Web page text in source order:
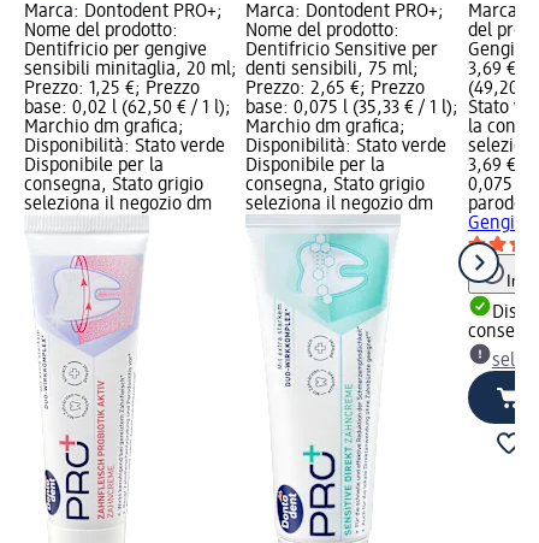
Marca: Dontodent PRO+;
Nome del prodotto:
Dentifricio per gengive
sensibili minitaglia, 20 ml;
Prezzo: 1,25 €; Prezzo
base: 0,02 l (62,50 € / 1 l);
Marchio dm grafica;
Disponibilità: Stato verde
Disponibile per la
consegna, Stato grigio
seleziona il negozio dm
Marca: Dontodent PRO+;
Nome del prodotto:
Dentifricio Sensitive per
denti sensibili, 75 ml;
Prezzo: 2,65 €; Prezzo
base: 0,075 l (35,33 € / 1 l);
Marchio dm grafica;
Disponibilità: Stato verde
Disponibile per la
consegna, Stato grigio
seleziona il negozio dm
Marca:
del
3,69 €;
(49,20
Stato
la
3,69 €
0,075 l